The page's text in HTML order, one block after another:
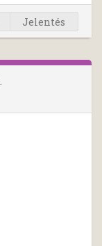
Jelentés